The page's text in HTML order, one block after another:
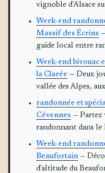
vignoble d'Alsace
Week-end
Massif des Écrins
guide local entre
Week-end bivouac
la Clarée — Deux
vallée des Alpes,
randonnée et
Cévennes — Partez
randonnant dans le
Week-end
Beaufortain —
d'altitude du